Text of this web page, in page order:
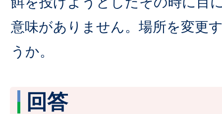
意味がありません。場所を変更
うか。
回答